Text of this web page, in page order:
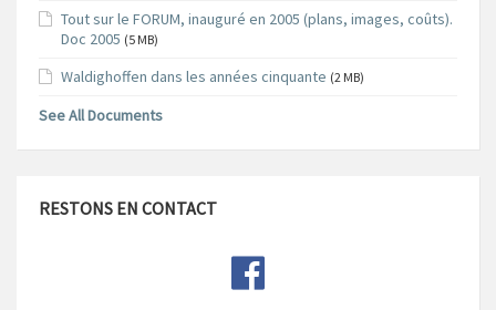
Tout sur le FORUM, inauguré en 2005 (plans, images, coûts).
Doc 2005 (5 MB)
Waldighoffen dans les années cinquante (2 MB)
See All Documents
RESTONS EN CONTACT